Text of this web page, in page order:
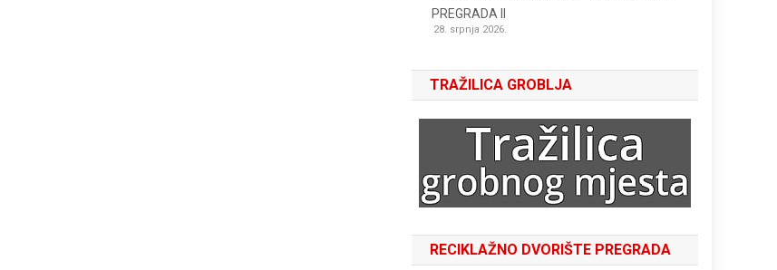
PREGRADA II
28. srpnja 2026.
TRAŽILICA GROBLJA
RECIKLAŽNO DVORIŠTE PREGRADA